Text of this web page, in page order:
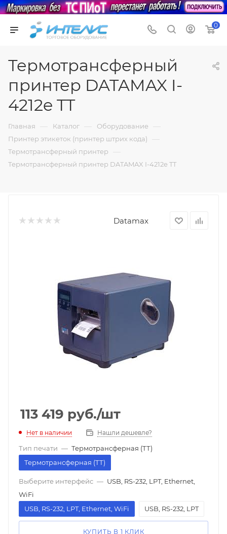
0
Термотрансферный
принтер DATAMAX I-
4212e TT
Главная — Каталог — Оборудование —
Принтер этикеток (принтер штрих кода) —
Термотрансферный принтер —
Термотрансферный принтер DATAMAX I-4212e TT
Datamax
113 419 руб./шт
Нет в наличии Нашли дешевле?
Тип печати — Термотрансферная (ТТ)
Термотрансферная (ТТ)
Выберите интерфейс — USB, RS-232, LPT, Ethernet,
WiFi
USB, RS-232, LPT, Ethernet, WiFi
USB, RS-232, LPT
КУПИТЬ В 1 КЛИК